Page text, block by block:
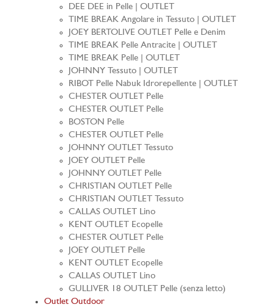
DEE DEE in Pelle | OUTLET
TIME BREAK Angolare in Tessuto | OUTLET
JOEY BERTOLIVE OUTLET Pelle e Denim
TIME BREAK Pelle Antracite | OUTLET
TIME BREAK Pelle | OUTLET
JOHNNY Tessuto | OUTLET
RIBOT Pelle Nabuk Idrorepellente | OUTLET
CHESTER OUTLET Pelle
CHESTER OUTLET Pelle
BOSTON Pelle
CHESTER OUTLET Pelle
JOHNNY OUTLET Tessuto
JOEY OUTLET Pelle
JOHNNY OUTLET Pelle
CHRISTIAN OUTLET Pelle
CHRISTIAN OUTLET Tessuto
CALLAS OUTLET Lino
KENT OUTLET Ecopelle
CHESTER OUTLET Pelle
JOEY OUTLET Pelle
KENT OUTLET Ecopelle
CALLAS OUTLET Lino
GULLIVER 18 OUTLET Pelle (senza letto)
Outlet Outdoor